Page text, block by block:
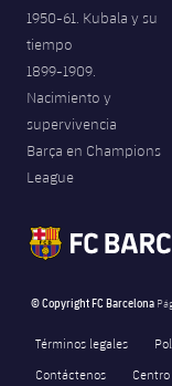
1950-61. Kubala y su
tiempo
1899-1909.
Nacimiento y
supervivencia
Barça en Champions
League
© Copyright FC Barcelona
Términos legales
Contáctenos